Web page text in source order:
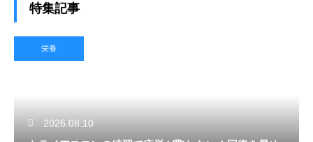
特集記事
栄養
2026.08.10